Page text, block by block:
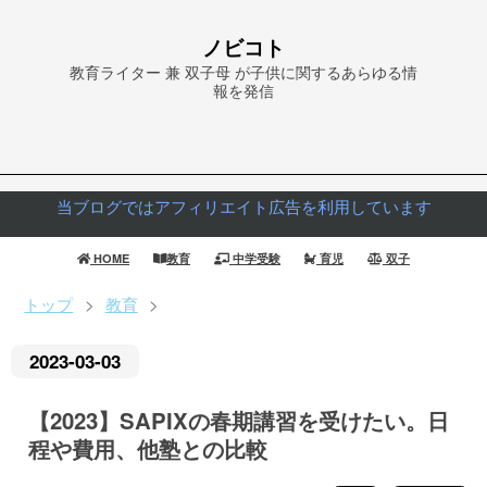
ノビコト
教育ライター 兼 双子母 が子供に関するあらゆる情
報を発信
当ブログではアフィリエイト広告を利用しています
HOME 教育 中学受験 育児 双子
トップ > 教育 >
2023-03-03
【2023】SAPIXの春期講習を受けたい。日
程や費用、他塾との比較